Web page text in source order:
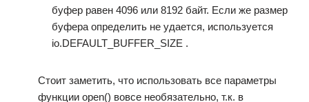
буфер равен 4096 или 8192 байт. Если же размер
буфера определить не удается, используется
io.DEFAULT_BUFFER_SIZE .
Стоит заметить, что использовать все параметры
функции open() вовсе необязательно, т.к. в